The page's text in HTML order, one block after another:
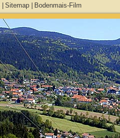
Sitemap Bodenmais-Film